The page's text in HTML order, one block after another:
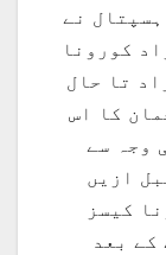
نے
کے اب تک 137افراد کورونا
ہوئے، پمز میں 10افراد تا حال
کا اس
وجہ سے
ازیں
کیسز
کے بعد